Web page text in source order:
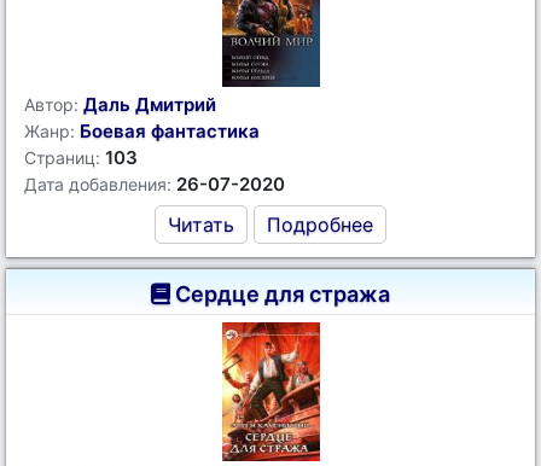
Автор: Даль Дмитрий
Жанр: Боевая фантастика
Страниц: 103
Дата добавления: 26-07-2020
Читать Подробнее
Сердце для стража